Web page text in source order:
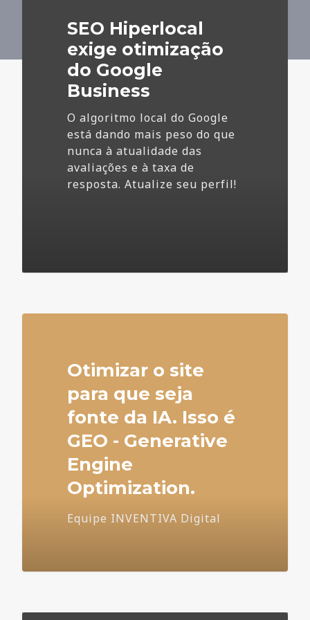
Business
SEO Hiperlocal
exige otimização
do Google
Business
O algoritmo local do Google
está dando mais peso do que
nunca à atualidade das
avaliações e à taxa de
resposta. Atualize seu perfil!
Otimizar o site
para que seja
fonte da IA. Isso é
GEO - Generative
Engine
Optimization.
Equipe INVENTIVA Digital